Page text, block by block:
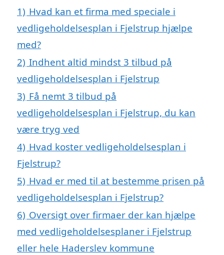
1) Hvad kan et firma med speciale i
vedligeholdelsesplan i Fjelstrup hjælpe
med?
2) Indhent altid mindst 3 tilbud på
vedligeholdelsesplan i Fjelstrup
3) Få nemt 3 tilbud på
vedligeholdelsesplan i Fjelstrup, du kan
være tryg ved
4) Hvad koster vedligeholdelsesplan i
Fjelstrup?
5) Hvad er med til at bestemme prisen på
vedligeholdelsesplan i Fjelstrup?
6) Oversigt over firmaer der kan hjælpe
med vedligeholdelsesplaner i Fjelstrup
eller hele Haderslev kommune